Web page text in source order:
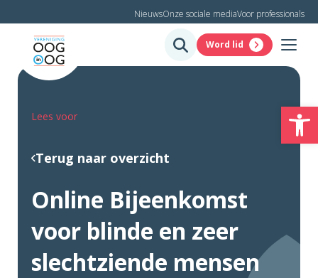
NieuwsOnze sociale mediaVoor professionals
Word lid
Lees voor
Terug naar overzicht
Online Bijeenkomst
voor blinde en zeer
slechtziende mensen